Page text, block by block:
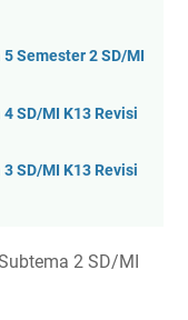
5 Semester 2 SD/MI
SD/MI K13 Revisi
SD/MI K13 Revisi
2 SD/MI